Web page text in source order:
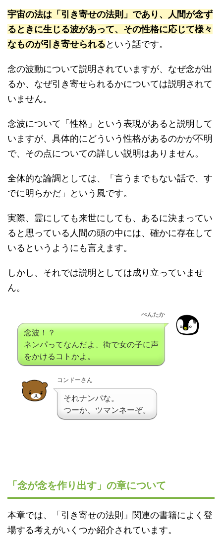
宇宙の法は「引き寄せの法則」であり、人間が念ず
るときに生じる波があって、その性格に応じて様々
なものが引き寄せられるという話です。
念の波動について説明されていますが、なぜ念が出
るか、なぜ引き寄せられるかについては説明されて
いません。
念波について「性格」という表現があると説明して
いますが、具体的にどういう性格があるのかが不明
で、その点についての詳しい説明はありません。
全体的な論調としては、「言うまでもない話で、す
でに明らかだ」という風です。
実際、霊にしても来世にしても、あるに決まってい
ると思っている人間の頭の中には、確かに存在して
いるというようにも言えます。
しかし、それでは説明としては成り立っていませ
ん。
ぺんたか
念波！？
ネンパってなんだよ、街で女の子に声
をかけるコトかよ。
コンドーさん
それナンパな。
つーか、ツマンネーぞ。
「念が念を作り出す」の章について
本章では、「引き寄せの法則」関連の書籍によく登
場する考えがいくつか紹介されています。